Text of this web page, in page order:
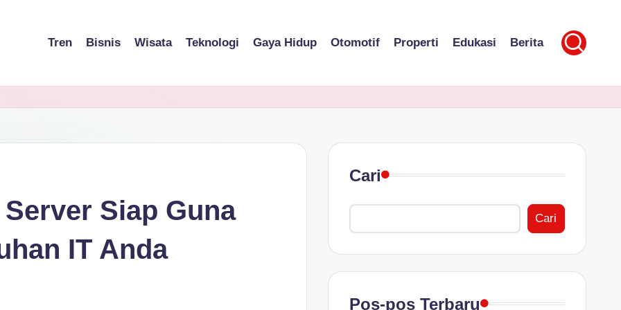
Tren Bisnis Wisata Teknologi Gaya Hidup Otomotif Properti Edukasi Berita
Siap Guna
IT Anda
Cari
Cari
Pos-pos Terbaru